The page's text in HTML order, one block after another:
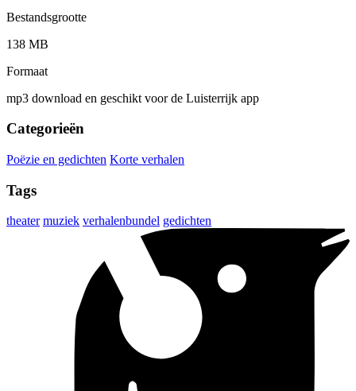
Bestandsgrootte
138 MB
Formaat
mp3 download en geschikt voor de Luisterrijk app
Categorieën
Poëzie en gedichten Korte verhalen
Tags
theater muziek verhalenbundel gedichten